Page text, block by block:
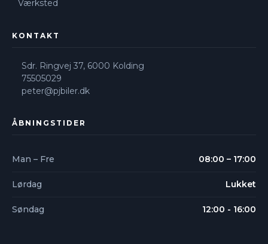
Værksted
KONTAKT
Sdr. Ringvej 37, 6000 Kolding​
75505029
peter@pjbiler.dk
ÅBNINGSTIDER
Man – Fre 08:00 – 17:00
Lørdag Lukket
Søndag 12:00 - 16:00